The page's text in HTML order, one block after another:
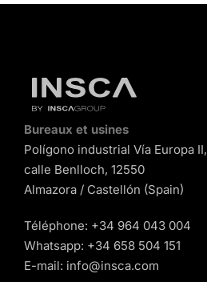
Bureaux et usines
Polígono industrial Vía Europa II,
calle Benlloch, 12550
Almazora / Castellón (Spain)
Téléphone: +34 964 043 004
Whatsapp: +34 658 504 151
E-mail: info@insca.com